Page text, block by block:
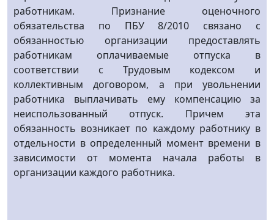
работникам. Признание оценочного
обязательства по ПБУ 8/2010 связано с
обязанностью организации предоставлять
работникам оплачиваемые отпуска в
соответствии с Трудовым кодексом и
коллективным договором, а при увольнении
работника выплачивать ему компенсацию за
неиспользованный отпуск. Причем эта
обязанность возни­кает по каждому работнику в
отдельности в определенный момент времени в
зависимости от момента начала работы в
организации каждого работника.